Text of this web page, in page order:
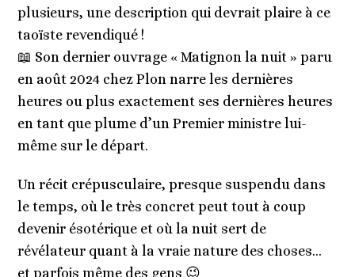
plusieurs, une description qui devrait plaire à ce
taoïste revendiqué !
📖 Son dernier ouvrage « Matignon la nuit » paru
en août 2024 chez Plon narre les dernières
heures ou plus exactement ses dernières heures
en tant que plume d’un Premier ministre lui-
même sur le départ.
Un récit crépusculaire, presque suspendu dans
le temps, où le très concret peut tout à coup
devenir ésotérique et où la nuit sert de
révélateur quant à la vraie nature des choses…
et parfois même des gens 😉